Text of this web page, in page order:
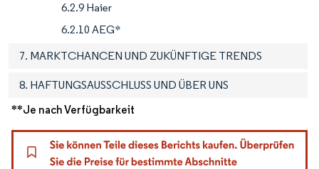
6.2.9 Haier
6.2.10 AEG*
7. MARKTCHANCEN UND ZUKÜNFTIGE TRENDS
8. HAFTUNGSAUSSCHLUSS UND ÜBER UNS
**Je nach Verfügbarkeit